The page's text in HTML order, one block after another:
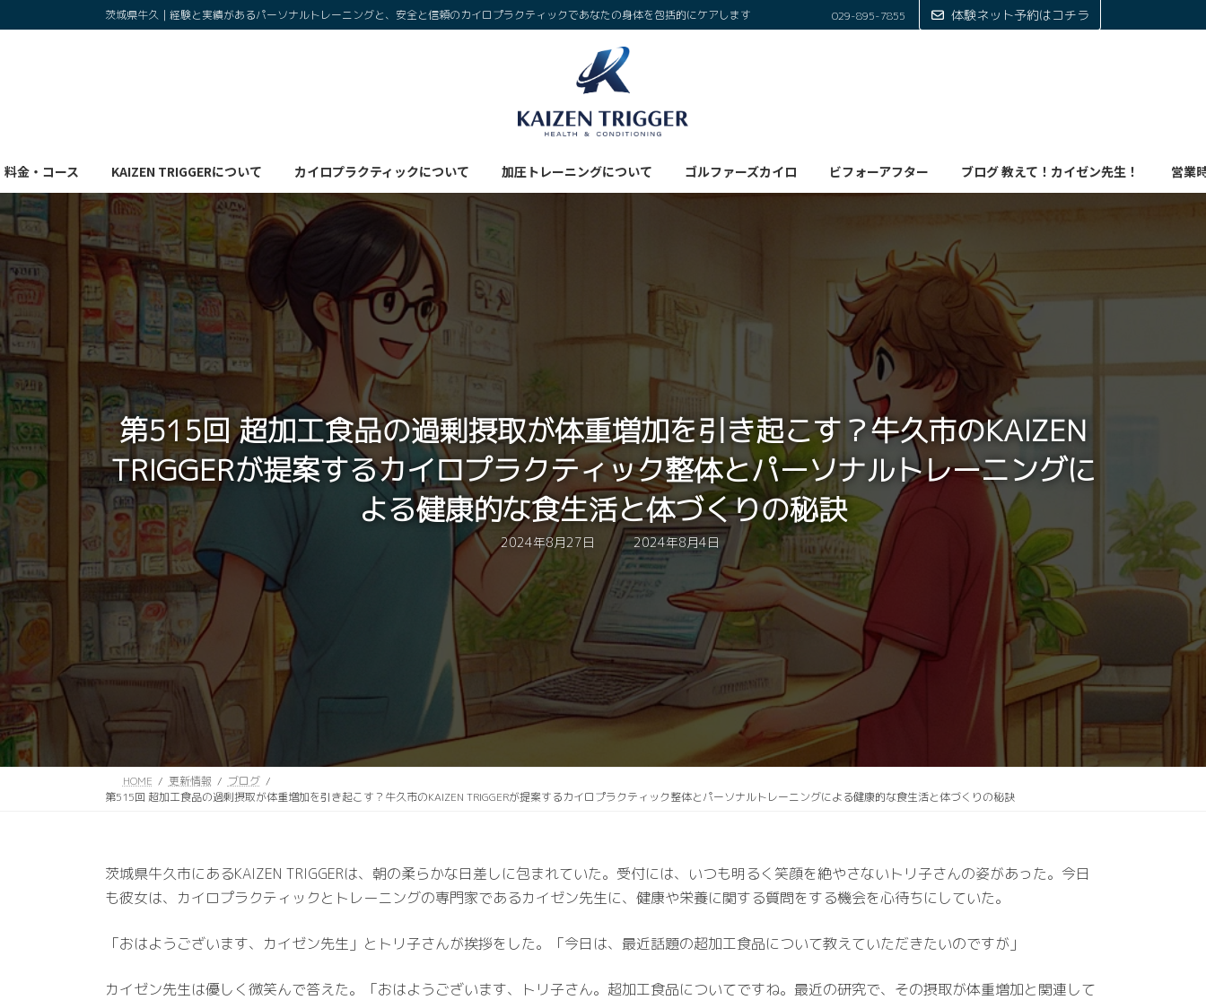
ン
ッ
プ
ビ
移
動
茨城県牛久｜経験と実績があるパーソナルトレーニングと、安全と信頼のカイロプラクティックであなたの身体を包括的にケアします 029-895-7855 体験ネット予約はコチラ
料金・コース KAIZEN TRIGGERについて カイロプラクティックについて 加圧トレーニングについて ゴルファーズカイロ ビフォーアフター ブログ 教えて！カイゼン先生！ 営業
第515回 超加工食品の過剰摂取が体重増加を引き起こす？牛久市のKAIZEN
TRIGGERが提案するカイロプラクティック整体とパーソナルトレーニングに
よる健康的な食生活と体づくりの秘訣
2024年8月27日 最
終
更
新
2024年8月4日
HOME 更新情報
ブログ
第515回 超加工食品の過剰摂取が体重増加を引き起こす？牛久市のKAIZEN TRIGGERが提案するカイロプラクティック整体とパーソナルトレーニングによる健康的な食生活と体づくりの秘訣
茨城県牛久市にあるKAIZEN TRIGGERは、朝の柔らかな日差しに包まれていた。受付には、いつも明るく笑顔を絶やさないトリ子さんの姿があった。今日
も彼女は、カイロプラクティックとトレーニングの専門家であるカイゼン先生に、健康や栄養に関する質問をする機会を心待ちにしていた。
「おはようございます、カイゼン先生」とトリ子さんが挨拶をした。「今日は、最近話題の超加工食品について教えていただきたいのですが」
カイゼン先生は優しく微笑んで答えた。「おはようございます、トリ子さん。超加工食品についてですね。最近の研究で、その摂取が体重増加と関連して